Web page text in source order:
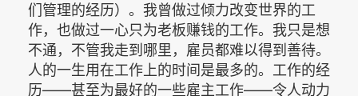
们管理的经历）。我曾做过倾力改变世界的工
作，也做过一心只为老板赚钱的工作。我只是想
不通，不管我走到哪里，雇员都难以得到善待。
人的一生用在工作上的时间是最多的。工作的经
历——甚至为最好的一些雇主工作——令人动力